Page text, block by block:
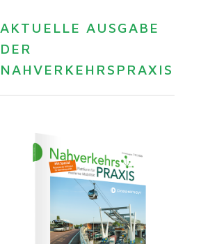
AKTUELLE AUSGABE
DER
NAHVERKEHRSPRAXIS